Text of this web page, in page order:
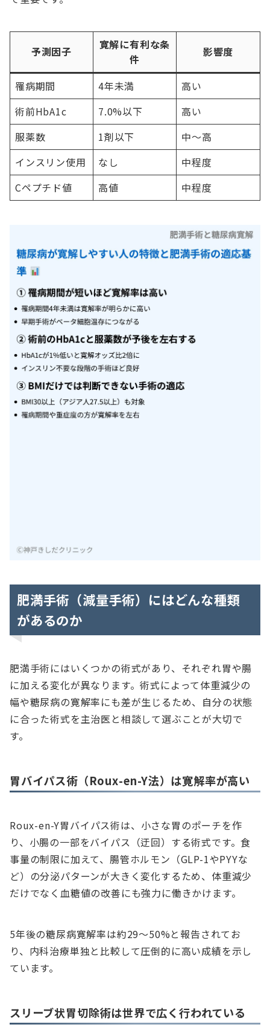
予測因子
寛解に有利な条
件
影響度
罹病期間 4年未満
高い
術前HbA1c
7.0%以下
高い
服薬数
1剤以下
中～高
インスリン使用
なし
中程度
Cペプチド値
高値 中程度
肥満手術（減量手術）にはどんな種類
があるのか
肥満手術にはいくつかの術式があり、それぞれ胃や腸
に加える変化が異なります。術式によって体重減少の
幅や糖尿病の寛解率にも差が生じるため、自分の状態
に合った術式を主治医と相談して選ぶことが大切で
す。
胃バイパス術（Roux-en-Y法）は寛解率が高い
Roux-en-Y胃バイパス術は、小さな胃のポーチを作
り、小腸の一部をバイパス（迂回）する術式です。食
事量の制限に加えて、腸管ホルモン（GLP-1やPYYな
ど）の分泌パターンが大きく変化するため、体重減少
だけでなく血糖値の改善にも強力に働きかけます。
5年後の糖尿病寛解率は約29～50%と報告されてお
り、内科治療単独と比較して圧倒的に高い成績を示し
ています。
スリーブ状胃切除術は世界で広く行われている